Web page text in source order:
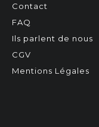
Contact
FAQ
Ils parlent de nous
CGV
Mentions Légales